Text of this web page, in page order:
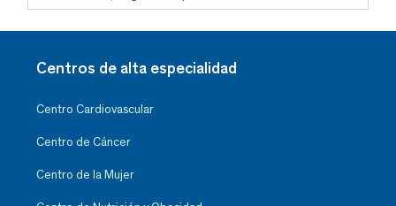
Centros de alta especialidad
Centro Cardiovascular
Centro de Cáncer
Centro de la Mujer